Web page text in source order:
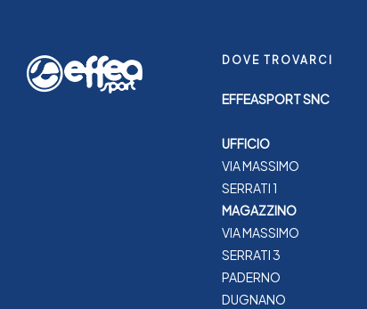
DOVE TROVARCI
EFFEASPORT SNC
UFFICIO
VIA MASSIMO
SERRATI 1
MAGAZZINO
VIA MASSIMO
SERRATI 3
PADERNO
DUGNANO